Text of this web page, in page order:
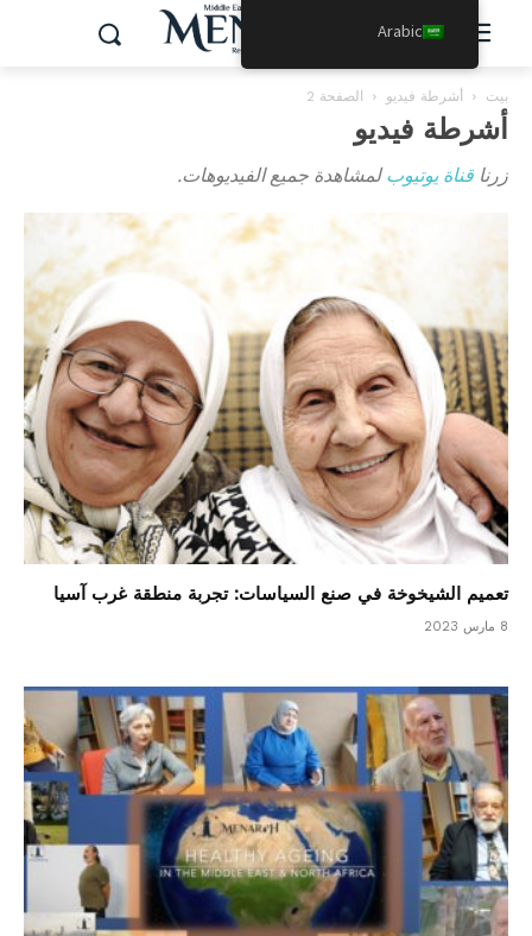
بيت أشرطة فيديو الصفحة 2
أشرطة فيديو
زرنا قناة يوتيوبلمشاهدة جميع الفيديوهات.
تعميم الشيخوخة في صنع السياسات: تجربة منطقة غرب آسيا
8 مارس 2023
Arabic